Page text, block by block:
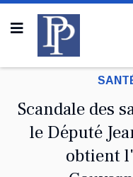
Scandale des
le Député
obtient